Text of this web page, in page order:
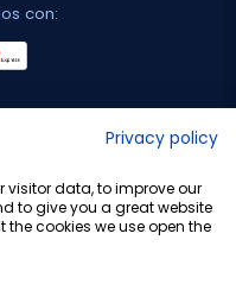
con:
Privacy policy
visitor data, to improve our
to give you a great website
cookies we use open the